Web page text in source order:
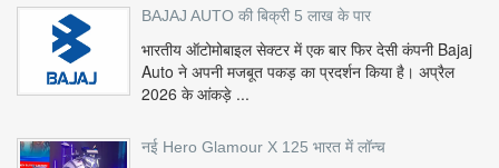
BAJAJ AUTO की बिक्री 5 लाख के पार
भारतीय ऑटोमोबाइल सेक्टर में एक बार फिर देसी कंपनी Bajaj
Auto ने अपनी मजबूत पकड़ का प्रदर्शन किया है। अप्रैल
2026 के आंकड़े ...
नई Hero Glamour X 125 भारत में लॉन्च